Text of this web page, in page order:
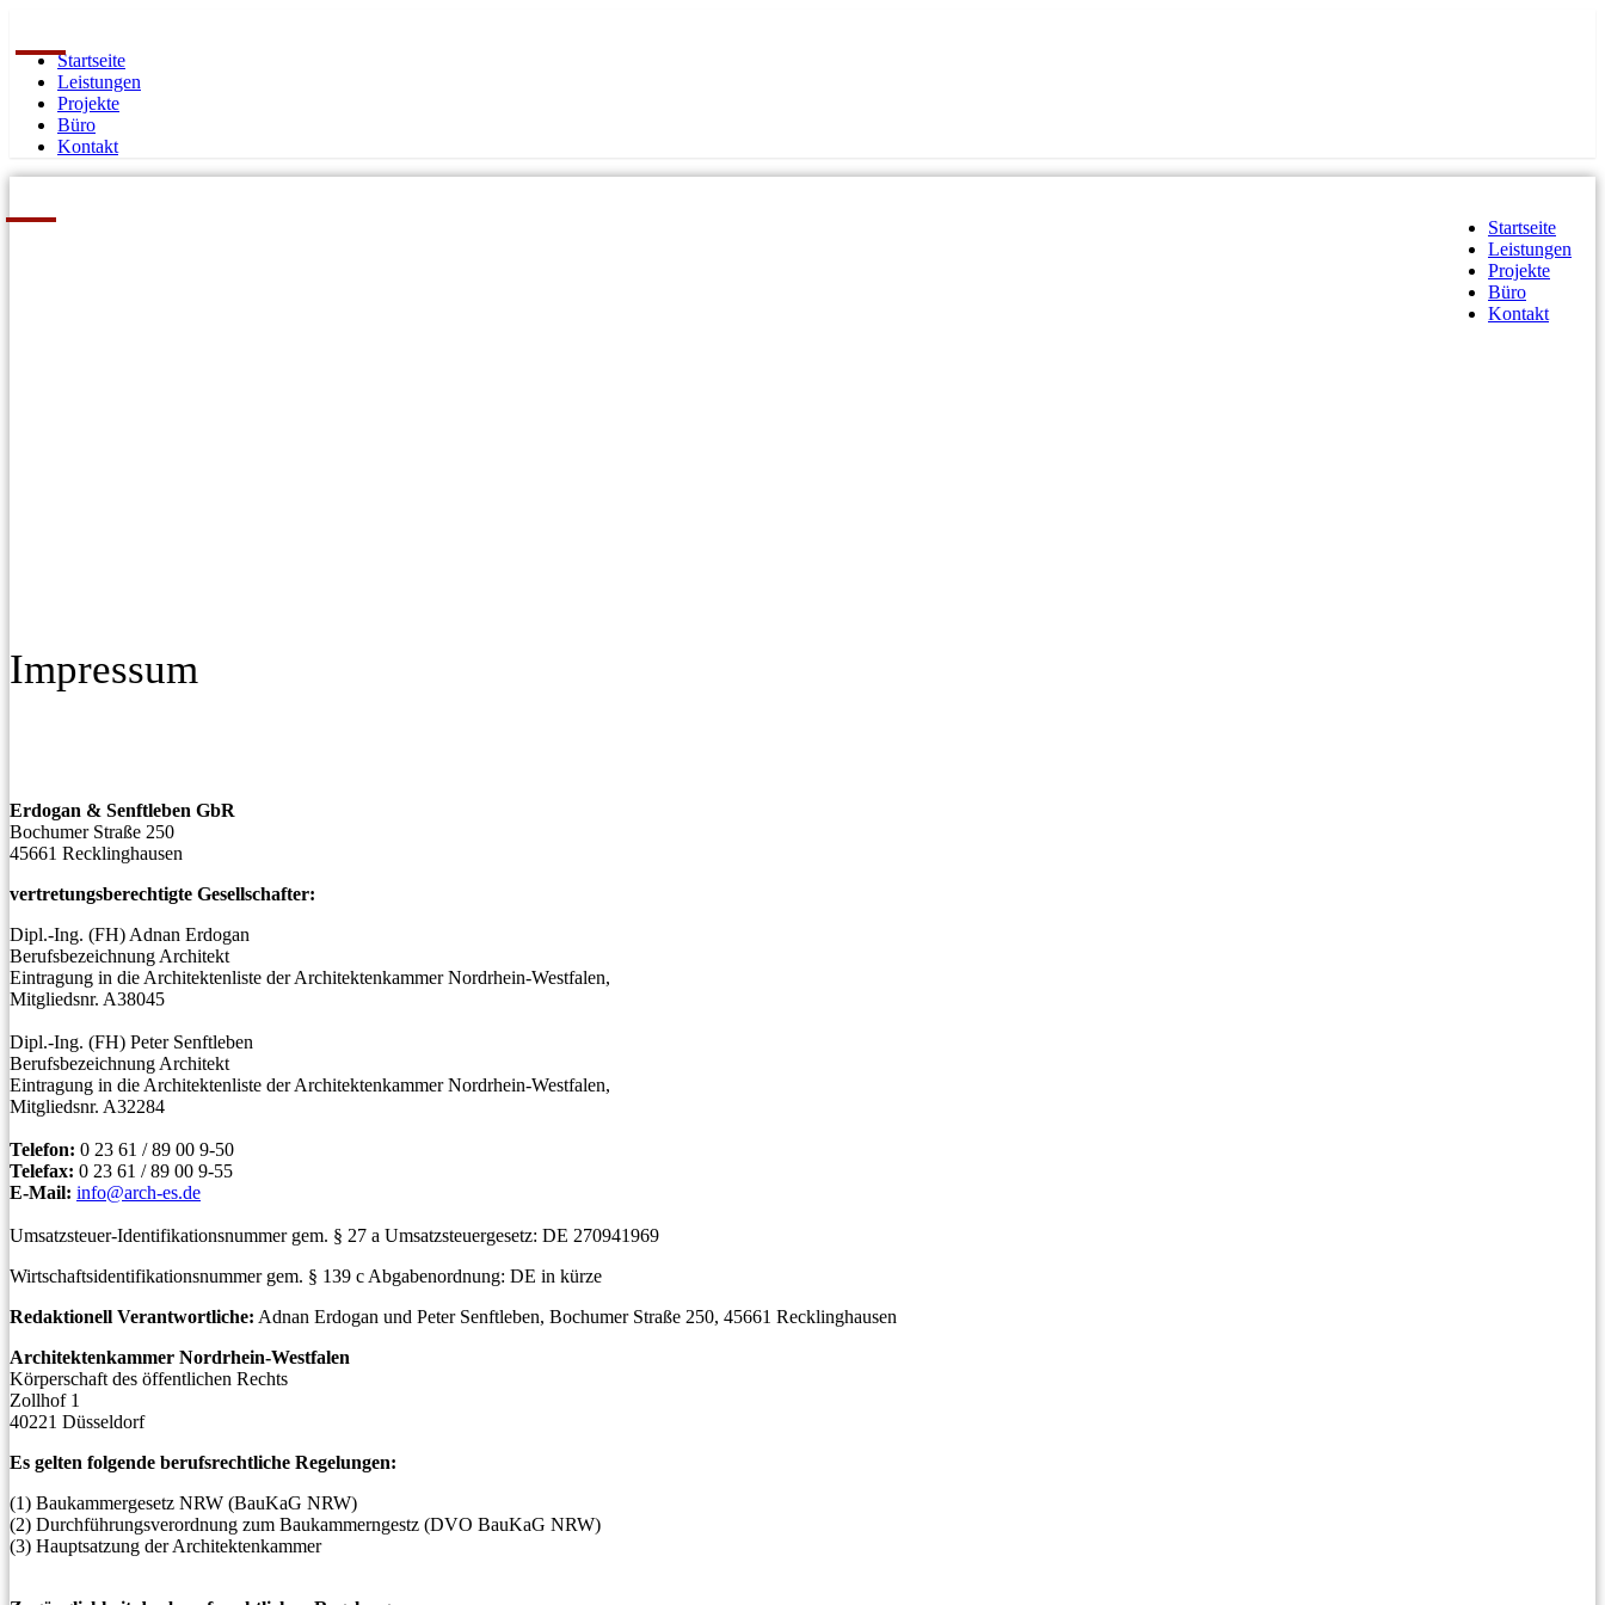
Startseite
Leistungen
Projekte
Büro
Kontakt
Startseite
Leistungen
Projekte
Büro
Kontakt
Impressum
Erdogan & Senftleben GbR
Bochumer Straße 250
45661 Recklinghausen
vertretungsberechtigte Gesellschafter:
Dipl.-Ing. (FH) Adnan Erdogan
Berufsbezeichnung Architekt
Eintragung in die Architektenliste der Architektenkammer Nordrhein-Westfalen,
Mitgliedsnr. A38045
Dipl.-Ing. (FH) Peter Senftleben
Berufsbezeichnung Architekt
Eintragung in die Architektenliste der Architektenkammer Nordrhein-Westfalen,
Mitgliedsnr. A32284
Telefon: 0 23 61 / 89 00 9-50
Telefax: 0 23 61 / 89 00 9-55
E-Mail: info@arch-es.de
Umsatzsteuer-Identifikationsnummer gem. § 27 a Umsatzsteuergesetz: DE 270941969
Wirtschaftsidentifikationsnummer gem. § 139 c Abgabenordnung: DE in kürze
Redaktionell Verantwortliche: Adnan Erdogan und Peter Senftleben, Bochumer Straße 250, 45661 Recklinghausen
Architektenkammer Nordrhein-Westfalen
Körperschaft des öffentlichen Rechts
Zollhof 1
40221 Düsseldorf
Es gelten folgende berufsrechtliche Regelungen:
(1) Baukammergesetz NRW (BauKaG NRW)
(2) Durchführungsverordnung zum Baukammerngestz (DVO BauKaG NRW)
(3) Hauptsatzung der Architektenkammer